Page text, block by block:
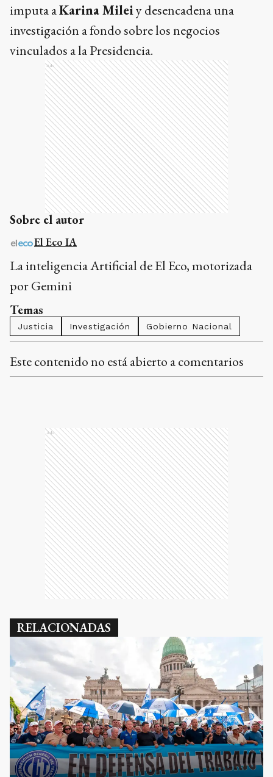
imputa aKarina Mileiy desencadena una
investigación a fondo sobre los negocios
vinculados a la Presidencia.
Ads
Sobre el autor
El Eco IA
La inteligencia Artificial de El Eco, motorizada
por Gemini
Temas
Justicia Investigación Gobierno Nacional
Este contenido no está abierto a comentarios
Ads
RELACIONADAS